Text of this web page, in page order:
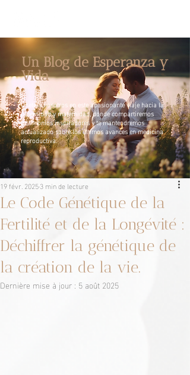
Un Blog de Esperanza y
Vida
Únete a nosotros en este apasionante viaje hacia la
paternidad y maternidad, donde compartiremos
testimonios inspiradores y te mantendremos
actualizado sobre los últimos avances en medicina
reproductiva.
Le Code Génétique de la
Fertilité et de la Longévité :
Déchiffrer la génétique de
la création de la vie.
19 févr. 20253 min de lecture
Dernière mise à jour : 5 août 2025